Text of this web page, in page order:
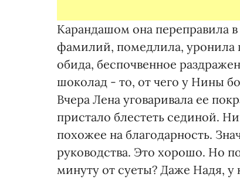
Карандашом она переправила
фамилий, помедлила, уронила
обида, беспочвенное
шоколад - то, от чего у Нины
Вчера Лена уговаривала ее
пристало блестеть сединой.
похожее на благодарность.
руководства. Это хорошо. Но
минуту от суеты? Даже Надя,